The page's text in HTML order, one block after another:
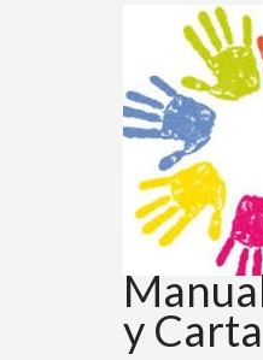
y